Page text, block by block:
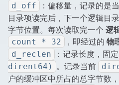
d_off ：偏移量，记录的是
目录项读完后，下一个逻辑目
字节位置。每次读取完一个 逻
count * 32 ，即经过的 物
d_reclen ：记录长度，固
dirent64) 。记录当前
户的缓冲区中所占的总字节数